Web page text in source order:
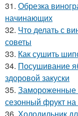
31. Обрезка
начинающих
32. Что делать с
советы
33. Как сушить
34. Посушивание
здоровой закуски
35. Замороженные
сезонный фрукт на